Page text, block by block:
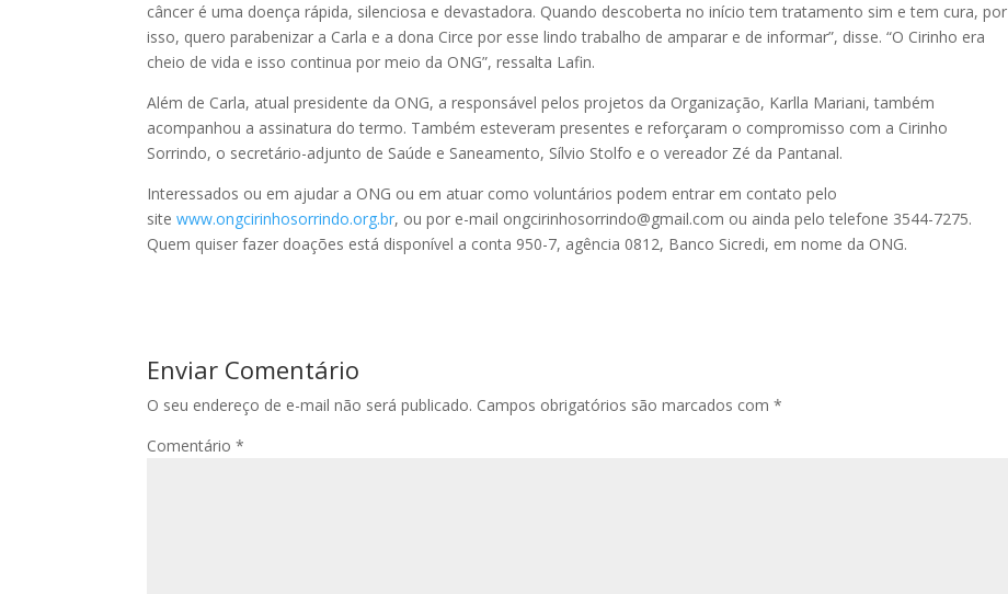
câncer é uma doença rápida, silenciosa e devastadora. Quando descoberta no início tem tratamento sim e tem cura, por
isso, quero parabenizar a Carla e a dona Circe por esse lindo trabalho de amparar e de informar”, disse. “O Cirinho era
cheio de vida e isso continua por meio da ONG”, ressalta Lafin.
Além de Carla, atual presidente da ONG, a responsável pelos projetos da Organização, Karlla Mariani, também
acompanhou a assinatura do termo. Também esteveram presentes e reforçaram o compromisso com a Cirinho
Sorrindo, o secretário-adjunto de Saúde e Saneamento, Sílvio Stolfo e o vereador Zé da Pantanal.
Interessados ou em ajudar a ONG ou em atuar como voluntários podem entrar em contato pelo
sitewww.ongcirinhosorrindo.org.br, ou por e-mail ongcirinhosorrindo@gmail.com ou ainda pelo telefone 3544-7275.
Quem quiser fazer doações está disponível a conta 950-7, agência 0812, Banco Sicredi, em nome da ONG.
Enviar Comentário
O seu endereço de e-mail não será publicado. Campos obrigatórios são marcados com*
Comentário*